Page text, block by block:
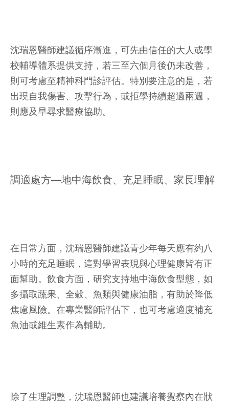
沈瑞恩醫師建議循序漸進，可先由信任的大人或學
校輔導體系提供支持，若三至六個月後仍未改善，
則可考慮至精神科門診評估。特別要注意的是，若
出現自我傷害、攻擊行為，或拒學持續超過兩週，
則應及早尋求醫療協助。
調適處方—地中海飲食、充足睡眠、家長理解
在日常方面，沈瑞恩醫師建議青少年每天應有約八
小時的充足睡眠，這對學習表現與心理健康皆有正
面幫助。飲食方面，研究支持地中海飲食型態，如
多攝取蔬果、全穀、魚類與健康油脂，有助於降低
焦慮風險。在專業醫師評估下，也可考慮適度補充
魚油或維生素作為輔助。
除了生理調整，沈瑞恩醫師也建議培養覺察內在狀